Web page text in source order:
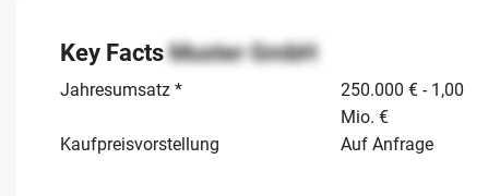
Key FactsMuster GmbH
Jahresumsatz *
250.000 € - 1,00
Mio. €
Kaufpreisvorstellung
Auf Anfrage